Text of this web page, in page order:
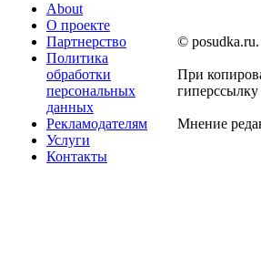
About
О проекте
Партнерство
Политика
обработки
персональных
данных
Рекламодателям
Услуги
Контакты
©
При
гиперссылку
Мнение